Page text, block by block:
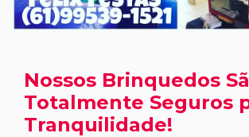
Nossos Brinquedos
Totalmente Seguros
Tranquilidade!